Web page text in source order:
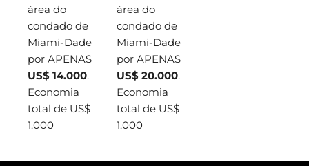
área do
condado de
Miami-Dade
por APENAS
US$ 14.000.
Economia
total de US$
1.000
área do
condado de
Miami-Dade
por APENAS
US$ 20.000.
Economia
total de US$
1.000